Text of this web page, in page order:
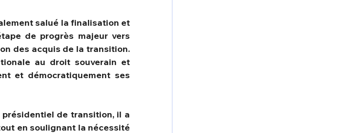
salué la finalisation et
de progrès majeur vers
des acquis de la transition.
au droit souverain et
et démocratiquement ses
de transition, il a
en soulignant la nécessité